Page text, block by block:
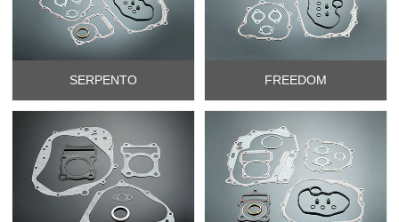
SERPENTO FREEDOM